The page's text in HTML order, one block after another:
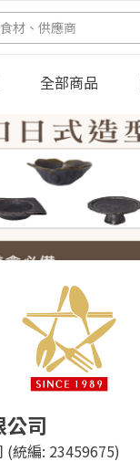
材、供應商
全部商品
公司
(統編: 23459675)